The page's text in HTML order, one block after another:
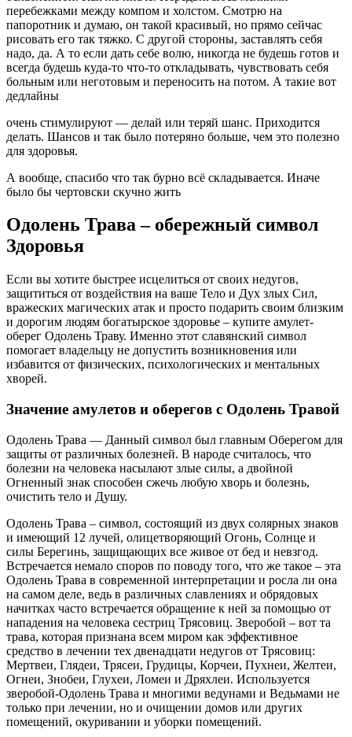
перебежками между компом и холстом. Смотрю на
папоротник и думаю, он такой красивый, но прямо сейчас
рисовать его так тяжко. С другой стороны, заставлять себя
надо, да. А то если дать себе волю, никогда не будешь готов и
всегда будешь куда-то что-то откладывать, чувствовать себя
больным или неготовым и переносить на потом. А такие вот
дедлайны
очень стимулируют — делай или теряй шанс. Приходится
делать. Шансов и так было потеряно больше, чем это полезно
для здоровья.
А вообще, спасибо что так бурно всё складывается. Иначе
было бы чертовски скучно жить
Одолень Трава – обережный символ
Здоровья
Если вы хотите быстрее исцелиться от своих недугов,
защититься от воздействия на ваше Тело и Дух злых Сил,
вражеских магических атак и просто подарить своим близким
и дорогим людям богатырское здоровье – купите амулет-
оберег Одолень Траву. Именно этот славянский символ
помогает владельцу не допустить возникновения или
избавится от физических, психологических и ментальных
хворей.
Значение амулетов и оберегов с Одолень Травой
Одолень Трава — Данный символ был главным Оберегом для
защиты от различных болезней. В народе считалось, что
болезни на человека насылают злые силы, а двойной
Огненный знак способен сжечь любую хворь и болезнь,
очистить тело и Душу.
Одолень Трава – символ, состоящий из двух солярных знаков
и имеющий 12 лучей, олицетворяющий Огонь, Солнце и
силы Берегинь, защищающих все живое от бед и невзгод.
Встречается немало споров по поводу того, что же такое – эта
Одолень Трава в современной интерпретации и росла ли она
на самом деле, ведь в различных славлениях и обрядовых
начитках часто встречается обращение к ней за помощью от
нападения на человека сестриц Трясовиц. Зверобой – вот та
трава, которая признана всем миром как эффективное
средство в лечении тех двенадцати недугов от Трясовиц:
Мертвеи, Глядеи, Трясеи, Грудицы, Корчеи, Пухнеи, Желтеи,
Огнеи, Знобеи, Глухеи, Ломеи и Дряхлеи. Используется
зверобой-Одолень Трава и многими ведунами и Ведьмами не
только при лечении, но и очищении домов или других
помещений, окуривании и уборки помещений.